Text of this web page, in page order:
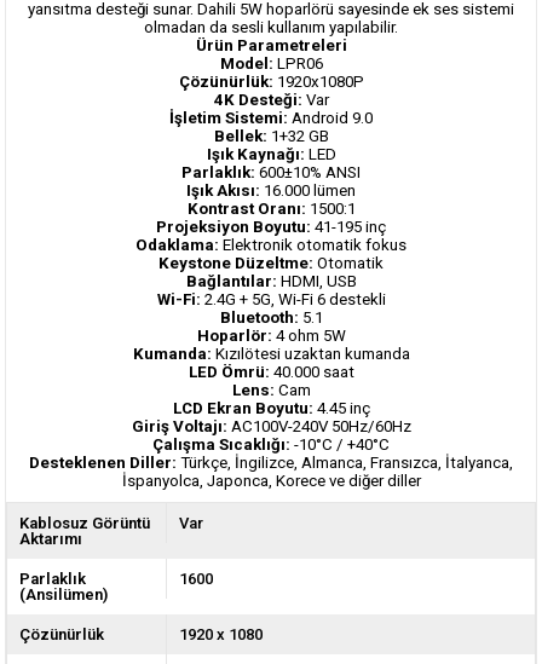
yansıtma desteği sunar. Dahili 5W hoparlörü sayesinde ek ses sistemi
olmadan da sesli kullanım yapılabilir.
Ürün Parametreleri
Model: LPR06
Çözünürlük: 1920x1080P
4K Desteği: Var
İşletim Sistemi: Android 9.0
Bellek: 1+32 GB
Işık Kaynağı: LED
Parlaklık: 600±10% ANSI
Işık Akısı: 16.000 lümen
Kontrast Oranı: 1500:1
Projeksiyon Boyutu: 41-195 inç
Odaklama: Elektronik otomatik fokus
Keystone Düzeltme: Otomatik
Bağlantılar: HDMI, USB
Wi-Fi: 2.4G + 5G, Wi-Fi 6 destekli
Bluetooth: 5.1
Hoparlör: 4 ohm 5W
Kumanda: Kızılötesi uzaktan kumanda
LED Ömrü: 40.000 saat
Lens: Cam
LCD Ekran Boyutu: 4.45 inç
Giriş Voltajı: AC100V-240V 50Hz/60Hz
Çalışma Sıcaklığı: -10°C / +40°C
Desteklenen Diller: Türkçe, İngilizce, Almanca, Fransızca, İtalyanca,
İspanyolca, Japonca, Korece ve diğer diller
Kablosuz Görüntü
Aktarımı
Var
Parlaklık
(Ansilümen)
1600
Çözünürlük 1920 x 1080